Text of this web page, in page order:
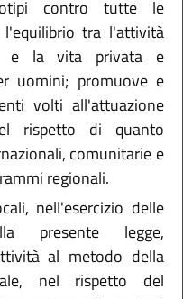
contro tutte le
l'equilibrio tra l'attività
e la vita privata e
uomini; promuove e
volti all'attuazione
rispetto di quanto
comunitarie e
regionali.
nell'esercizio delle
presente legge,
al metodo della
nel rispetto del